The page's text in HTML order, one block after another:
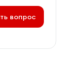
вопрос